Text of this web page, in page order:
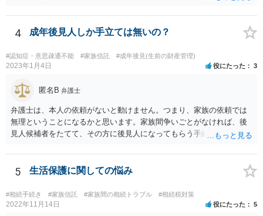
4 成年後見人しか手立ては無いの？
#認知症・意思疎通不能 #家族信託 #成年後見(生前の財産管理)
2023年1月4日 役にたった 3
匿名B 弁護士
弁護士は、本人の依頼がないと動けません。つまり、家族の依頼では
無理ということになるかと思います。家族間争いごとがなければ、後
見人候補者をたてて、その方に後見人になってもらう手続をすすめた
5 生活保護に関しての悩み
#相続手続き #家族信託 #家族間の相続トラブル #相続税対策
2022年11月14日 役にたった 5